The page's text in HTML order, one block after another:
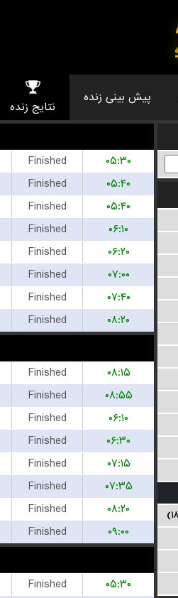
پیش بینی زنده
نتایج زنده
Finished
۰۵:۳۰
Finished
۰۵:۴۰
Finished
۰۵:۴۰
Finished
۰۶:۱۰
Finished
۰۶:۲۰
Finished
۰۷:۰۰
Finished
۰۷:۴۰
Finished
۰۸:۲۰
Finished
۰۸:۱۵
Finished
۰۸:۵۵
Finished
۰۶:۱۰
Finished
۰۶:۳۰
Finished
۰۷:۱۵
Finished
۰۷:۳۵
Finished
۰۸:۲۰
Finished
۰۹:۰۰
Finished
۰۵:۳۰